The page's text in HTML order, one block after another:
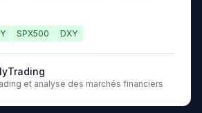
SPX500 DXY
et analyse des marchés financiers
16min